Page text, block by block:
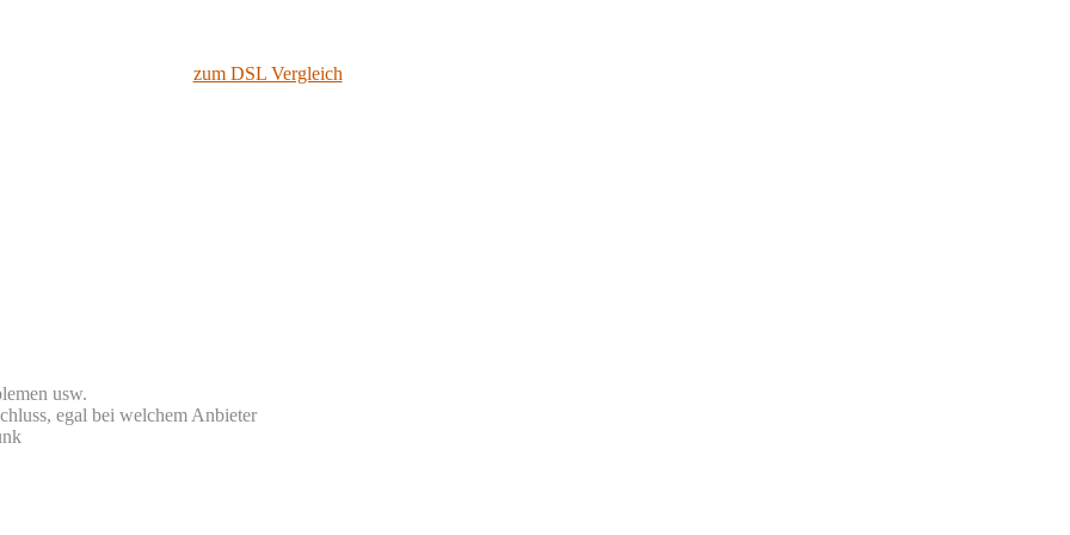
zum DSL Vergleich
usw.
egal bei welchem Anbieter